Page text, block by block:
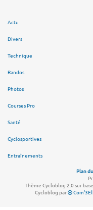
Actu
Divers
Technique
Randos
Photos
Courses Pro
Santé
Cyclosportives
Entraînements
Plan
Thème Cycloblog 2.0 sur base
Cycloblog par